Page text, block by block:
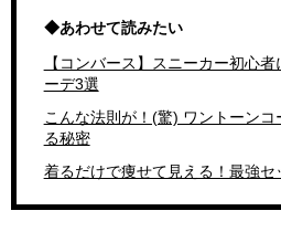
◆あわせて読みたい
【コンバース】スニーカー初心
ーデ3選
こんな法則が！(驚) ワントーンコ
る秘密
着るだけで痩せて見える！最強セ